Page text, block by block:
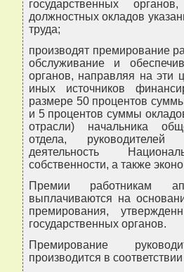
государственных
должностных окладов
труда;
производят премирование
обслуживание и
органов, направляя на эти
иных источников
размере 50 процентов
и 5 процентов суммы
отрасли) начальника
отдела,
деятельность
собственности, а также
Премии работникам
выплачиваются на
премирования,
государственных органов.
Премирование
производится в